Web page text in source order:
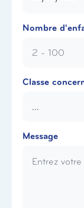
Nombre
Classe
Message